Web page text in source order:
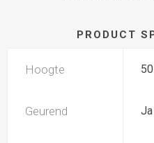
PRODUCT
Hoogte 50
Geurend Ja